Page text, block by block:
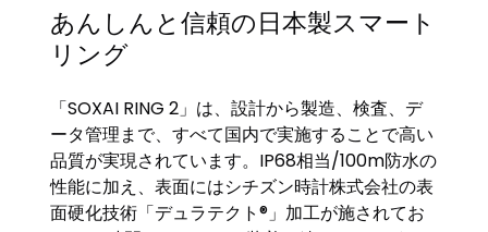
あんしんと信頼の日本製スマート
リング
「SOXAI RING 2」は、設計から製造、検査、デ
ータ管理まで、すべて国内で実施することで高い
品質が実現されています。IP68相当/100m防水の
性能に加え、表面にはシチズン時計株式会社の表
面硬化技術「デュラテクト®」加工が施されてお